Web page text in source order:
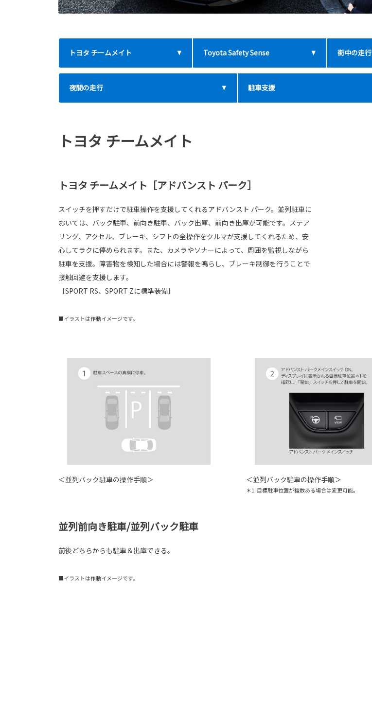
トヨタ チームメイト Toyota Safety Sense 街中の走行
夜間の走行 駐車支援
トヨタ チームメイト
トヨタ チームメイト［アドバンスト パーク］
スイッチを押すだけで駐車操作を支援してくれるアドバンスト パーク。並列駐車に
おいては、バック駐車、前向き駐車、バック出庫、前向き出庫が可能です。ステア
リング、アクセル、ブレーキ、シフトの全操作をクルマが支援してくれるため、安
心してラクに停められます。また、カメラやソナーによって、周囲を監視しながら
駐車を支援。障害物を検知した場合には警報を鳴らし、ブレーキ制御を行うことで
接触回避を支援します。
［SPORT RS、SPORT Zに標準装備］
■イラストは作動イメージです。
＜並列バック駐車の操作手順＞ ＜並列バック駐車の操作手順＞
＊1. 目標駐車位置が複数ある場合は変更可能。
並列前向き駐車/並列バック駐車
前後どちらからも駐車＆出庫できる。
■イラストは作動イメージです。